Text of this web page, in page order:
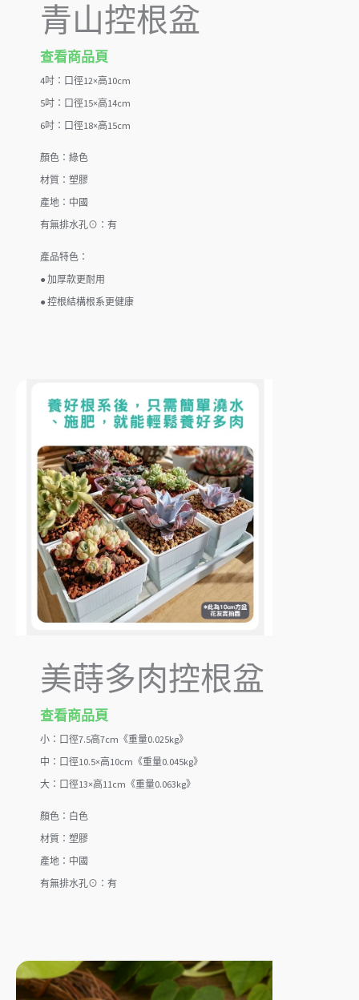
青山控根盆
查看商品頁
4吋：口徑12×高10cm
5吋：口徑15×高14cm
6吋：口徑18×高15cm
顏色：綠色
材質：塑膠
產地：中國
有無排水孔⊙：有
產品特色：
● 加厚款更耐用
● 控根結構根系更健康​
美蒔多肉控根盆
查看商品頁
小：口徑7.5高7cm《重量0.025kg》
中：口徑10.5×高10cm《重量0.045kg》
大：口徑13×高11cm《重量0.063kg》
顏色：白色
材質：塑膠
產地：中國
有無排水孔⊙：有